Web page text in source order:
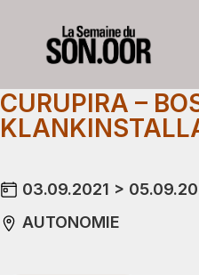
CURUPIRA –
03.09.2021 >
AUTONOMIE